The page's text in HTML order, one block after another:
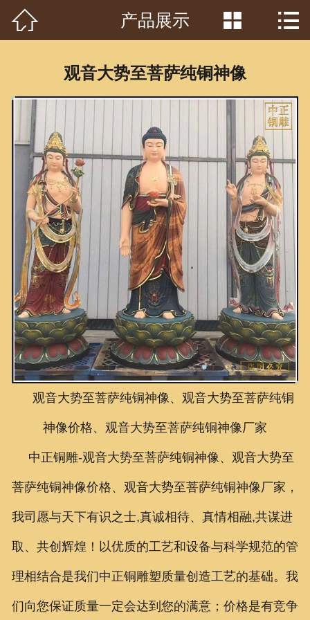
首页
客户见证
常识问答
新闻资讯
荣誉资质
泥塑鉴赏
联系我们
 产品展示  
观音大势至菩萨纯铜神像
观音大势至菩萨纯铜神像、观音大势至菩萨纯铜
神像价格、观音大势至菩萨纯铜神像厂家
中正铜雕-观音大势至菩萨纯铜神像、观音大势至
菩萨纯铜神像价格、观音大势至菩萨纯铜神像厂家 ，
我司愿与天下有识之士,真诚相待、真情相融,共谋进
取、共创辉煌！以优质的工艺和设备与科学规范的管
理相结合是我们中正铜雕塑质量创造工艺的基础。我
们向您保证质量一定会达到您的满意；价格是有竞争